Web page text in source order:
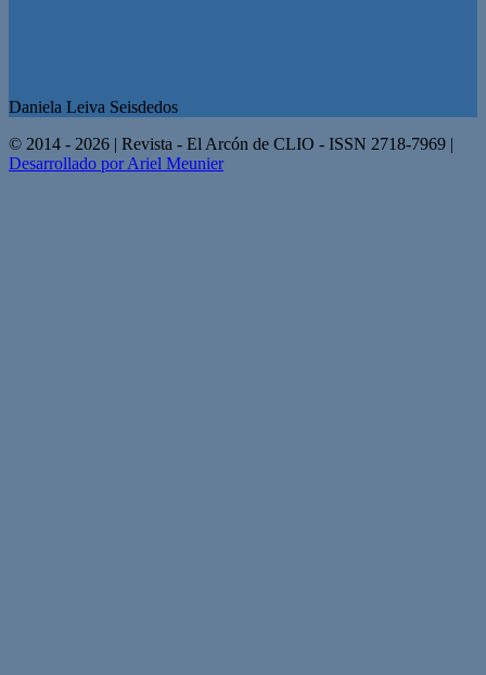
Daniela Leiva Seisdedos
© 2014 - 2026 | Revista - El Arcón de CLIO - ISSN 2718-7969 |
Desarrollado por Ariel Meunier